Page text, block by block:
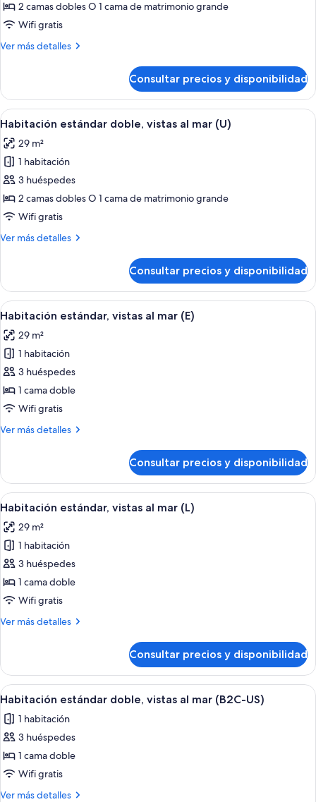
Suite
junior,
al
2 camas dobles O 1 cama de matrimonio grande
Wifi gratis
Ver más detalles
Más
junior,
vistas
al
(L)
Consultar precios y disponibilidad
Abrir
todas
las
fotos
de
Habitación
estándar
vistas
(U)
Habitación de hotel con cama,
2
Habitación estándar doble, vistas al mar (U)
29 m²
1 habitación
3 huéspedes
2 camas dobles O 1 cama de matrimonio grande
Wifi gratis
Ver más detalles
Más
estándar
doble,
vistas
mar
(U)
Consultar precios y disponibilidad
Abrir
todas
las
fotos
de
Habitación
estándar,
al
Habitación de hotel con cama,
2
Habitación estándar, vistas al mar (E)
29 m²
1 habitación
3 huéspedes
1 cama doble
Wifi gratis
Ver más detalles
Más
estándar,
vistas
al
(E)
Consultar precios y disponibilidad
Abrir
todas
las
fotos
de
Habitación
estándar,
al
Habitación de hotel con cama,
2
Habitación estándar, vistas al mar (L)
29 m²
1 habitación
3 huéspedes
1 cama doble
Wifi gratis
Ver más detalles
Más
estándar,
vistas
al
(L)
Consultar precios y disponibilidad
Abrir
todas
las
fotos
de
Habitación
estándar
Habitación de hotel con cama,
2
Habitación estándar doble, vistas al mar (B2C-US)
1 habitación
3 huéspedes
1 cama doble
Wifi gratis
Ver más detalles
Más